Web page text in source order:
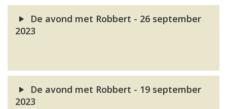
De avond met Robbert - 26 september
2023
De avond met Robbert - 19 september
2023